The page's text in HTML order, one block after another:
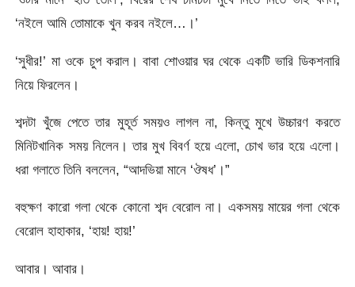
‘নইলে আমি তোমাকে খুন করব নইলে…।’
‘সুধীর!’ মা ওকে চুপ করাল। বাবা শোওয়ার ঘর থেকে একটি ভারি ডিকশনারি
নিয়ে ফিরলেন।
শব্দটা খুঁজে পেতে তার মুহূর্ত সময়ও লাগল না, কিন্তু মুখে উচ্চারণ করতে
মিনিটখানিক সময় নিলেন। তার মুখ বিবর্ণ হয়ে এলো, চোখ ভার হয়ে এলো।
ধরা গলাতে তিনি বললেন, “আদভিয়া মানে ‘ঔষধ’।”
বহুক্ষণ কারো গলা থেকে কোনো শব্দ বেরোল না। একসময় মায়ের গলা থেকে
বেরোল হাহাকার, ‘হায়! হায়!’
আবার। আবার।